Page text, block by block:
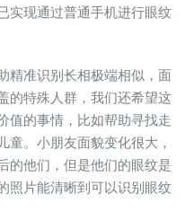
实现通过普通手机进行眼纹
精准识别长相极端相似，面
的特殊人群，我们还希望这
值的事情，比如帮助寻找走
童。小朋友面貌变化很大，
的他们，但是他们的眼纹是
照片能清晰到可以识别眼纹